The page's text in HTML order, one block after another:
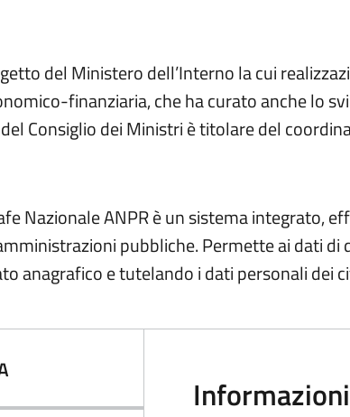
del Ministero dell’Interno la cui
finanziaria, che ha curato anche lo
Consiglio dei Ministri è titolare del
Nazionale ANPR è un sistema integrato,
pubbliche. Permette ai dati
anagrafico e tutelando i dati personali dei
Informazioni